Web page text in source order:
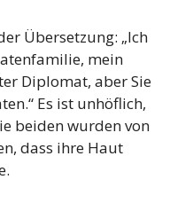
Übersetzung: „Ich
mein
Diplomat, aber Sie
Es ist unhöflich,
beiden wurden von
dass ihre Haut